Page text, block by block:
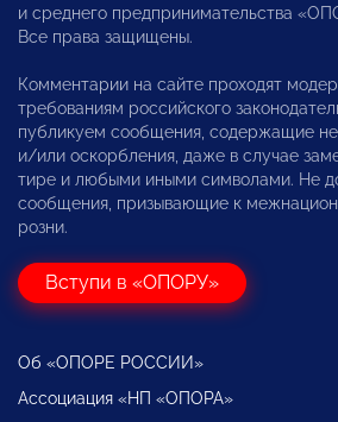
и среднего предпринимательства
Все права защищены.
Комментарии на сайте проходят
требованиям российского
публикуем сообщения, содержащие
и/или оскорбления, даже в случае
тире и любыми иными символами. Не
сообщения, призывающие к
розни.
Вступи в «ОПОРУ»
Об «ОПОРЕ РОССИИ»
Ассоциация «НП «ОПОРА»